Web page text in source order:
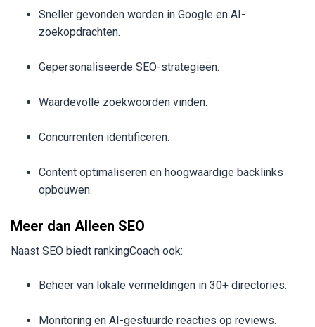
Sneller gevonden worden in Google en AI-
zoekopdrachten.
Gepersonaliseerde SEO-strategieën.
Waardevolle zoekwoorden vinden.
Concurrenten identificeren.
Content optimaliseren en hoogwaardige backlinks
opbouwen.
Meer dan Alleen SEO
Naast SEO biedt rankingCoach ook:
Beheer van lokale vermeldingen in 30+ directories.
Monitoring en AI-gestuurde reacties op reviews.